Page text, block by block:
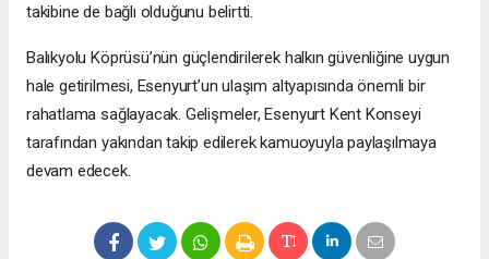
takibine de bağlı olduğunu belirtti.
Balıkyolu Köprüsü’nün güçlendirilerek halkın güvenliğine uygun
hale getirilmesi, Esenyurt’un ulaşım altyapısında önemli bir
rahatlama sağlayacak. Gelişmeler, Esenyurt Kent Konseyi
tarafından yakından takip edilerek kamuoyuyla paylaşılmaya
devam edecek.